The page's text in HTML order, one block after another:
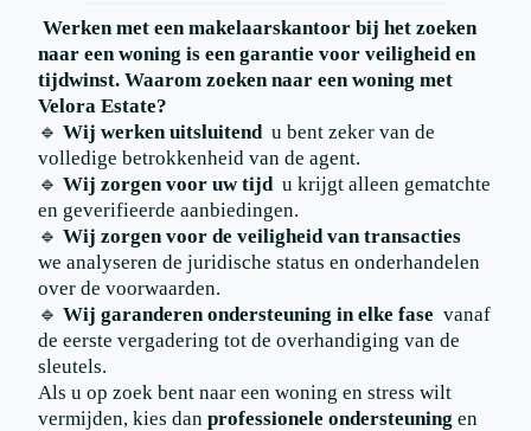
Werken met een makelaarskantoor bij het zoeken
naar een woning is een garantie voor veiligheid en
tijdwinst. Waarom zoeken naar een woning met
Velora Estate?
🔹 Wij werken uitsluitend u bent zeker van de
volledige betrokkenheid van de agent.
🔹 Wij zorgen voor uw tijd u krijgt alleen gematchte
en geverifieerde aanbiedingen.
🔹 Wij zorgen voor de veiligheid van transacties
we analyseren de juridische status en onderhandelen
over de voorwaarden.
🔹 Wij garanderen ondersteuning in elke fase vanaf
de eerste vergadering tot de overhandiging van de
sleutels.
Als u op zoek bent naar een woning en stress wilt
vermijden, kies dan professionele ondersteuning en